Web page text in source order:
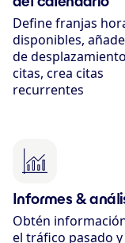
Define franjas
disponibles,
de
citas, crea citas
recurrentes
Informes &
Obtén
el tráfico pasado